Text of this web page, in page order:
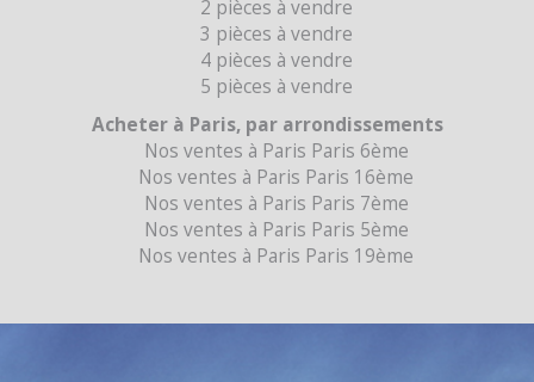
2 pièces à vendre
3 pièces à vendre
4 pièces à vendre
5 pièces à vendre
Acheter à Paris, par arrondissements
Nos ventes à Paris Paris 6ème
Nos ventes à Paris Paris 16ème
Nos ventes à Paris Paris 7ème
Nos ventes à Paris Paris 5ème
Nos ventes à Paris Paris 19ème